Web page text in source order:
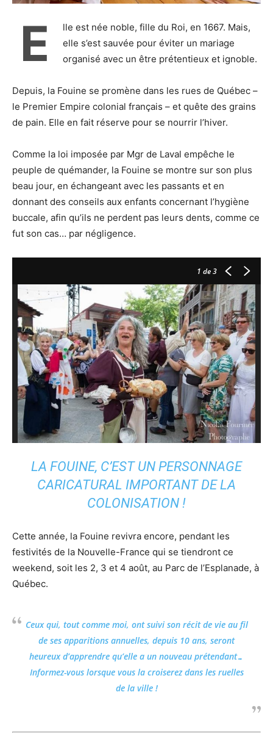
E
lle est née noble, fille du Roi, en 1667. Mais,
elle s’est sauvée pour éviter un mariage
organisé avec un être prétentieux et ignoble.
Depuis, la Fouine se promène dans les rues de Québec –
le Premier Empire colonial français – et quête des grains
de pain. Elle en fait réserve pour se nourrir l’hiver.
Comme la loi imposée par Mgr de Laval empêche le
peuple de quémander, la Fouine se montre sur son plus
beau jour, en échangeant avec les passants et en
donnant des conseils aux enfants concernant l’hygiène
buccale, afin qu’ils ne perdent pas leurs dents, comme ce
fut son cas… par négligence.
1 de 3
LA FOUINE, C’EST UN PERSONNAGE
CARICATURAL IMPORTANT DE LA
COLONISATION !
Cette année, la Fouine revivra encore, pendant les
festivités de la Nouvelle-France qui se tiendront ce
weekend, soit les 2, 3 et 4 août, au Parc de l’Esplanade, à
Québec.
Ceux qui, tout comme moi, ont suivi son récit de vie au fil
de ses apparitions annuelles, depuis 10 ans, seront
heureux d’apprendre qu’elle a un nouveau prétendant…
Informez-vous lorsque vous la croiserez dans les ruelles
de la ville !